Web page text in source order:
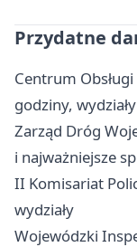
Przydatne
Centrum
godziny,
Zarząd Dróg
i najważniejsze
II Komisariat
wydziały
Wojewódzki